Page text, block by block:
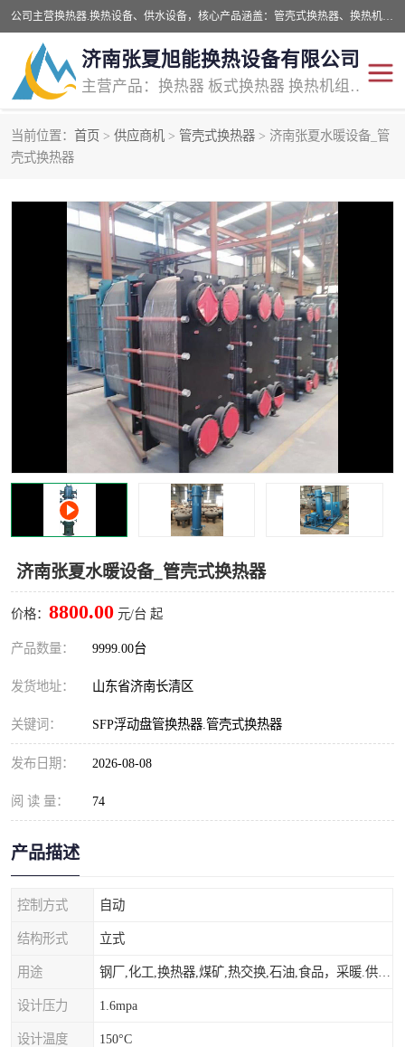
公司主营换热器.换热设备、供水设备，核心产品涵盖：管壳式换热器、换热机组、不锈钢组合式水箱、水处理设备等，提供非标设备集生产、销售、安装一体化服务，可满足全国酒店、学校、医院、商业综合体、工业项目等多场景换热与供水需求。
济南张夏旭能换热设备有限公司
主营产品：换热器 板式换热器 换热机组 供水设备 水处理设备
当前位置： 首页 > 供应商机 > 管壳式换热器 > 济南张夏水暖设备_管
壳式换热器
济南张夏水暖设备_管壳式换热器
价格： 8800.00 元/台 起
产品数量： 9999.00台
发货地址： 山东省济南长清区
关键词： SFP浮动盘管换热器.管壳式换热器
发布日期： 2026-08-08
阅 读 量： 74
产品描述
控制方式 自动
结构形式 立式
用途
设计压力 1.6mpa
设计温度 150°C
管壳式换热器
汽水换热机组 板式换热设备
板式换热机组 定压补水装置
囊式膨胀水箱 水处理器设备
智能供水设备 锅炉辅机设备
非标加工设备